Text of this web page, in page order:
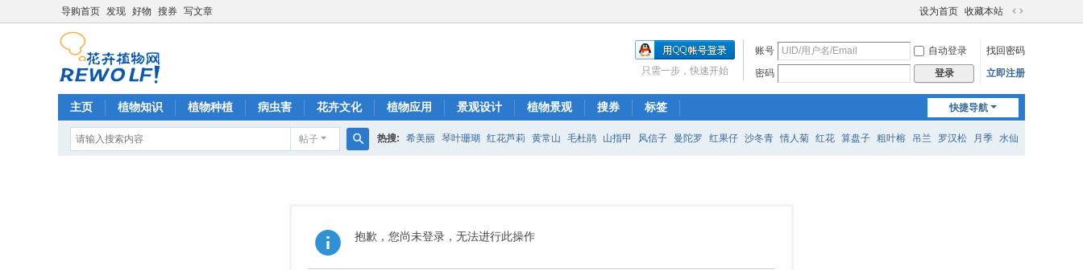
导购首页 发现 好物 搜券 写文章 设为首页 收藏本站
切
到
宽
账号 自动登录
找回密码
密码
登录 立即注册
只需一步，快速开始
快捷导航
主页 植物知识 植物种植 病虫害 花卉文化 植物应用 景观设计 植物景观 搜券 标签
帖子 热搜: 希美丽 琴叶珊瑚 红花芦莉 黄常山 毛杜鹃 山指甲 风信子 曼陀罗 红果仔 沙冬青 情人菊 红花 算盘子 粗叶榕 吊兰 罗汉松 月季 水仙
抱歉，您尚未登录，无法进行此操作